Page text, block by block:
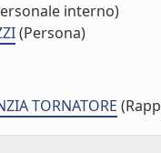
interno)
(Persona)
TORNATORE